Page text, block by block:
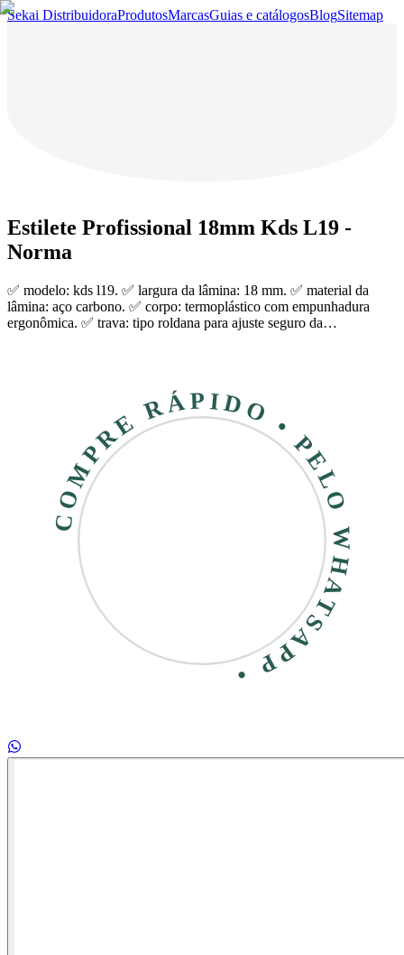
Sekai DistribuidoraProdutosMarcasGuias e catálogosBlogSitemap
Estilete Profissional 18mm Kds L19 -
Norma
✅ modelo: kds l19. ✅ largura da lâmina: 18 mm. ✅ material da
lâmina: aço carbono. ✅ corpo: termoplástico com empunhadura
ergonômica. ✅ trava: tipo roldana para ajuste seguro da…
COMPRE RÁPIDO • PELO WHATSAPP •